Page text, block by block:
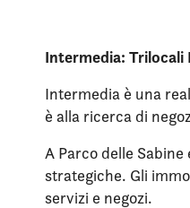
Intermedia: Trilocali
Intermedia è una
è alla ricerca di
A Parco delle
strategiche. Gli
servizi e negozi.